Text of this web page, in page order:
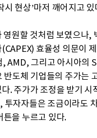
시 현상’마저 깨어지고 있
영원할 것처럼 보였으나,
효율성 의문이
AMD, 그리고 아시아의
반도체 기업들의 주가는
. 주가가 조정을 받기 시
투자자들은 조금이라도
튼을 누르고 있다.